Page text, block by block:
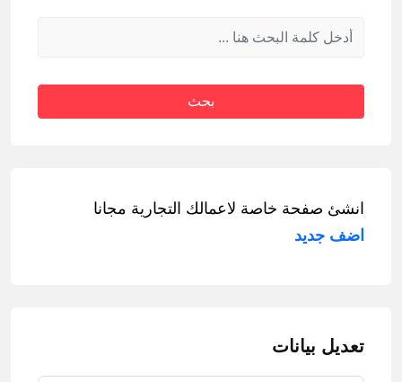
بحث
انشئ صفحة خاصة لاعمالك التجارية مجانا
اضف جديد
تعديل بيانات